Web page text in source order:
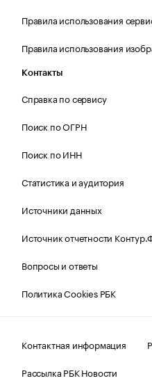
Правила использования
Правила использования
Контакты
Справка по сервису
Поиск по ОГРН
Поиск по ИНН
Статистика и аудитория
Источники данных
Источник отчетности
Вопросы и ответы
Политика Cookies РБК
Контактная информация
Рассылка РБК Новости